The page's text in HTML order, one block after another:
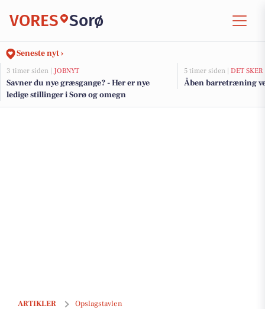
VORES Sorø
Seneste nyt ›
3 timer siden | JOBNYT
Savner du nye græsgange? - Her er nye
ledige stillinger i Sorø og omegn
5 timer siden | DET SKER
Åben barretræning
ARTIKLER Opslagstavlen
Nyt fra MIDTSJÆLLANDS KNALLERTSERVICE V/JAN SAXE